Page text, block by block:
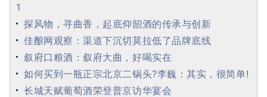
1
探风物，寻曲香，起底仰韶酒的传承与创新
佳酿网观察：渠道下沉切莫拉低了品牌底线
叙府口粮酒：叙府大曲，好喝实在
如何买到一瓶正宗北京二锅头?李巍：其实，很简单!
长城天赋葡萄酒荣登普京访华宴会